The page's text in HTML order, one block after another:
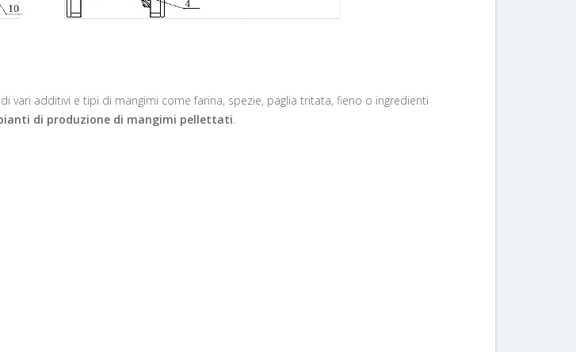
vari additivi e tipi di mangimi come farina, spezie, paglia tritata, fieno o ingredienti
di produzione di mangimi pellettati.